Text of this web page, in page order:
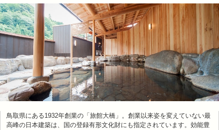
鳥取県にある1932年創業の「旅館大橋」。創業以来姿を変えていない最
高峰の日本建築は、国の登録有形文化財にも指定されています。効能豊